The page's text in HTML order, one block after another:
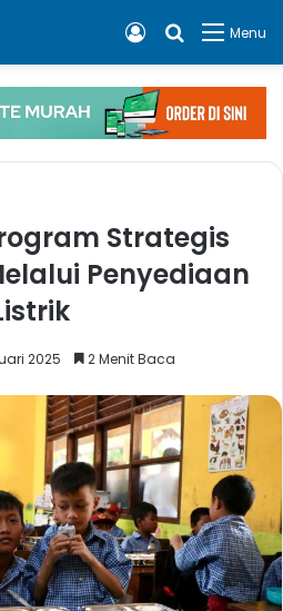
Menu
Cari apa,
Log In
Strategis
Penyediaan
2025 2 Menit Baca